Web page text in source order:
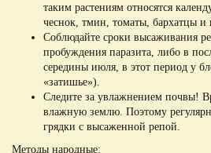
таким растениям относятся
чеснок, тмин, томаты, бархатцы и
Соблюдайте сроки высаживания
пробуждения паразита, либо в
середины июля, в этот период у
«затишье»).
Следите за увлажнением почвы!
влажную землю. Поэтому
грядки с высаженной репой.
Методы народные: